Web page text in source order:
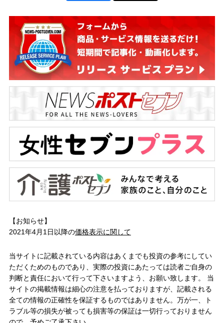
【お知らせ】
2021年4月1日以降の価格表示に関して
当サイトに記載されている内容はあくまでも投資の参考にしてい
ただくためのものであり、実際の投資にあたっては読者ご自身の
判断と責任において行って下さいますよう、お願い致します。 当
サイトの掲載情報は細心の注意を払っておりますが、記載される
全ての情報の正確性を保証するものではありません。万が一、ト
ラブル等の損失が被っても損害等の保証は一切行っておりません